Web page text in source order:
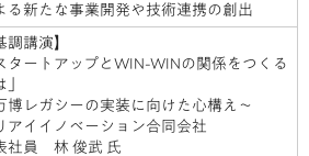
る新たな事業開発や技術連携の創出
調講演】
タートアップとWIN-WINの関係をつくる
」
博レガシーの実装に向けた心構え～
アイイノベーション合同会社
社員 林 俊武 氏